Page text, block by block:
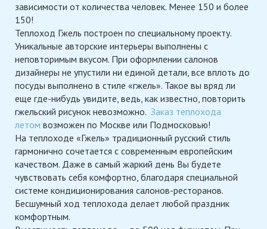
зависимости от количества человек. Менее 150 и более
150!
Теплоход Гжель построен по специальному проекту.
Уникальные авторские интерьеры выполнены с
неповторимым вкусом. При оформлении салонов
дизайнеры не упустили ни единой детали, все вплоть до
посуды выполнено в стиле «гжель». Такое вы вряд ли
еще где-нибудь увидите, ведь, как известно, повторить
гжельский рисунок невозможно. Заказ теплохода
летом возможен по Москве или Подмосковью!
На теплоходе «Гжель» традиционный русский стиль
гармонично сочетается с современным европейским
качеством. Даже в самый жаркий день Вы будете
чувствовать себя комфортно, благодаря специальной
системе кондиционирования салонов-ресторанов.
Бесшумный ход теплохода делает любой праздник
комфортным.